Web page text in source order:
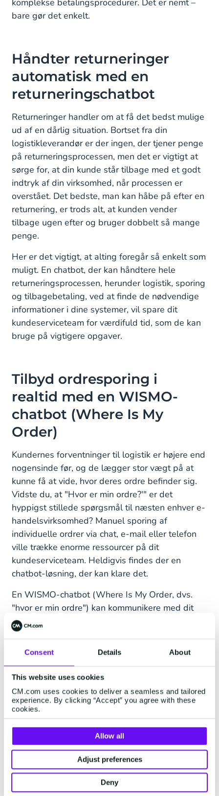
Consent Details About
This website uses cookies
CM.com uses cookies to deliver a seamless and tailored
experience. By clicking “Accept” you agree with these
cookies.
Allow all
Adjust preferences
Deny
komplekse betalingsprocedurer. Det er nemt –
bare gør det enkelt.
Håndter returneringer
automatisk med en
returneringschatbot
Returneringer handler om at få det bedst mulige
ud af en dårlig situation. Bortset fra din
logistikleverandør er der ingen, der tjener penge
på returneringsprocessen, men det er vigtigt at
sørge for, at din kunde står tilbage med et godt
indtryk af din virksomhed, når processen er
overstået. Det bedste, man kan håbe på efter en
returnering, er trods alt, at kunden vender
tilbage ugen efter og bruger dobbelt så mange
penge.
Her er det vigtigt, at alting foregår så enkelt som
muligt. En chatbot, der kan håndtere hele
returneringsprocessen, herunder logistik, sporing
og tilbagebetaling, ved at finde de nødvendige
informationer i dine systemer, vil spare dit
kundeserviceteam for værdifuld tid, som de kan
bruge på vigtigere opgaver.
Tilbyd ordresporing i
realtid med en WISMO-
chatbot (Where Is My
Order)
Kundernes forventninger til logistik er højere end
nogensinde før, og de lægger stor vægt på at
kunne få at vide, hvor deres ordre befinder sig.
Vidste du, at "Hvor er min ordre?'" er det
hyppigst stillede spørgsmål til næsten enhver e-
handelsvirksomhed? Manuel sporing af
individuelle ordrer via chat, e-mail eller telefon
ville trække enorme ressourcer på dit
kundeserviceteam. Heldigvis findes der en
chatbot-løsning, der kan klare det.
En WISMO-chatbot (Where Is My Order, dvs.
"hvor er min ordre") kan kommunikere med dit
datalager eller et tredjepartstransportfirmas
systemer for hurtigt at spore ordrer og derefter
præsentere oplysningerne på et kort eller som
ikke at ringe til dig eller transportfirmaet, men
kan spore deres ordre i realtid i en chat. Du kan
spare en masse tid ved at automatisere svar på
WISMO-spørgsmål, samtidig med at du
forbedrer kundeoplevelsen enormt.
Automatiser ofte stillede
spørgsmål med en